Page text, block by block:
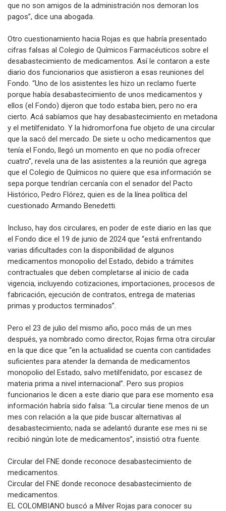
que no son amigos de la administración nos demoran los
pagos”, dice una abogada.
Otro cuestionamiento hacia Rojas es que habría presentado
cifras falsas al Colegio de Químicos Farmacéuticos sobre el
desabastecimiento de medicamentos. Así le contaron a este
diario dos funcionarios que asistieron a esas reuniones del
Fondo. “Uno de los asistentes les hizo un reclamo fuerte
porque había desabastecimiento de unos medicamentos y
ellos (el Fondo) dijeron que todo estaba bien, pero no era
cierto. Acá sabíamos que hay desabastecimiento en metadona
y el metilfenidato. Y la hidromorfona fue objeto de una circular
que la sacó del mercado. De siete u ocho medicamentos que
tenía el Fondo, llegó un momento en que no podía ofrecer
cuatro”, revela una de las asistentes a la reunión que agrega
que el Colegio de Químicos no quiere que esa información se
sepa porque tendrían cercanía con el senador del Pacto
Histórico, Pedro Flórez, quien es de la línea política del
cuestionado Armando Benedetti.
Incluso, hay dos circulares, en poder de este diario en las que
el Fondo dice el 19 de junio de 2024 que “está enfrentando
varias dificultades con la disponibilidad de algunos
medicamentos monopolio del Estado, debido a trámites
contractuales que deben completarse al inicio de cada
vigencia, incluyendo cotizaciones, importaciones, procesos de
fabricación, ejecución de contratos, entrega de materias
primas y productos terminados”.
Pero el 23 de julio del mismo año, poco más de un mes
después, ya nombrado como director, Rojas firma otra circular
en la que dice que “en la actualidad se cuenta con cantidades
suficientes para atender la demanda de medicamentos
monopolio del Estado, salvo metilfenidato, por escasez de
materia prima a nivel internacional”. Pero sus propios
funcionarios le dicen a este diario que para ese momento esa
información habría sido falsa: “La circular tiene menos de un
mes con relación a la que pide buscar alternativas al
desabastecimiento; nada se adelantó durante ese mes ni se
recibió ningún lote de medicamentos”, insistió otra fuente.
Circular del FNE donde reconoce desabastecimiento de
medicamentos.
Circular del FNE donde reconoce desabastecimiento de
medicamentos.
EL COLOMBIANO buscó a Milver Rojas para conocer su